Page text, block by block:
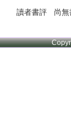
讀者書評 尚無